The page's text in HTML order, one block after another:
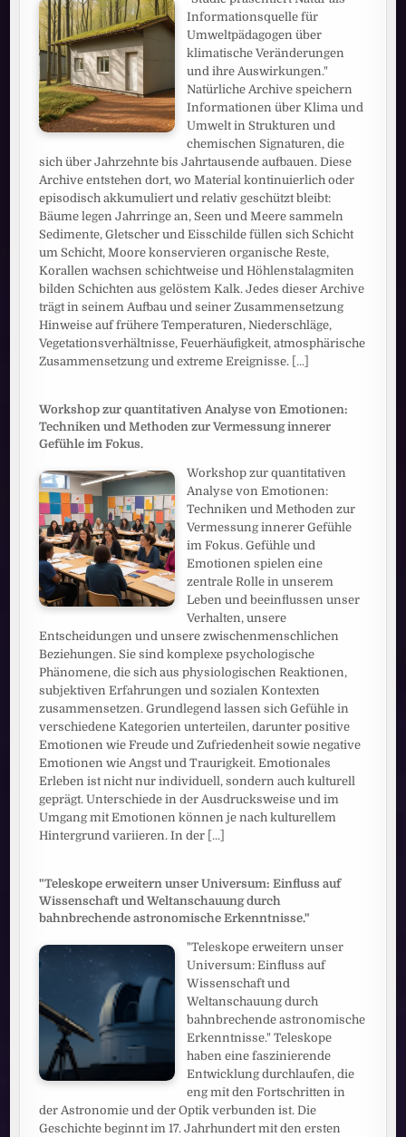
Informationsquelle für
Umweltpädagogen über
klimatische Veränderungen
und ihre Auswirkungen."
Natürliche Archive speichern
Informationen über Klima und
Umwelt in Strukturen und
chemischen Signaturen, die
sich über Jahrzehnte bis Jahrtausende aufbauen. Diese
Archive entstehen dort, wo Material kontinuierlich oder
episodisch akkumuliert und relativ geschützt bleibt:
Bäume legen Jahrringe an, Seen und Meere sammeln
Sedimente, Gletscher und Eisschilde füllen sich Schicht
um Schicht, Moore konservieren organische Reste,
Korallen wachsen schichtweise und Höhlenstalagmiten
bilden Schichten aus gelöstem Kalk. Jedes dieser Archive
trägt in seinem Aufbau und seiner Zusammensetzung
Hinweise auf frühere Temperaturen, Niederschläge,
Vegetationsverhältnisse, Feuerhäufigkeit, atmosphärische
Zusammensetzung und extreme Ereignisse. [...]
Workshop zur quantitativen Analyse von Emotionen:
Techniken und Methoden zur Vermessung innerer
Gefühle im Fokus.
Workshop zur quantitativen
Analyse von Emotionen:
Techniken und Methoden zur
Vermessung innerer Gefühle
im Fokus. Gefühle und
Emotionen spielen eine
zentrale Rolle in unserem
Leben und beeinflussen unser
Verhalten, unsere
Entscheidungen und unsere zwischenmenschlichen
Beziehungen. Sie sind komplexe psychologische
Phänomene, die sich aus physiologischen Reaktionen,
subjektiven Erfahrungen und sozialen Kontexten
zusammensetzen. Grundlegend lassen sich Gefühle in
verschiedene Kategorien unterteilen, darunter positive
Emotionen wie Freude und Zufriedenheit sowie negative
Emotionen wie Angst und Traurigkeit. Emotionales
Erleben ist nicht nur individuell, sondern auch kulturell
geprägt. Unterschiede in der Ausdrucksweise und im
Umgang mit Emotionen können je nach kulturellem
Hintergrund variieren. In der [...]
"Teleskope erweitern unser Universum: Einfluss auf
Wissenschaft und Weltanschauung durch
bahnbrechende astronomische Erkenntnisse."
"Teleskope erweitern unser
Universum: Einfluss auf
Wissenschaft und
Weltanschauung durch
bahnbrechende astronomische
Erkenntnisse." Teleskope
haben eine faszinierende
Entwicklung durchlaufen, die
eng mit den Fortschritten in
der Astronomie und der Optik verbunden ist. Die
Geschichte beginnt im 17. Jahrhundert mit den ersten